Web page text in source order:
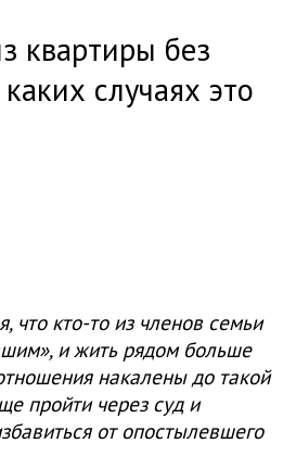
квартиры без
случаях это
что кто-то из членов семьи
и жить рядом больше
накалены до такой
пройти через суд и
от опостылевшего